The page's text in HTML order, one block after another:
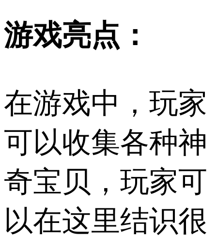
游戏亮点：
在游戏中，玩家
可以收集各种神
奇宝贝，玩家可
以在这里结识很